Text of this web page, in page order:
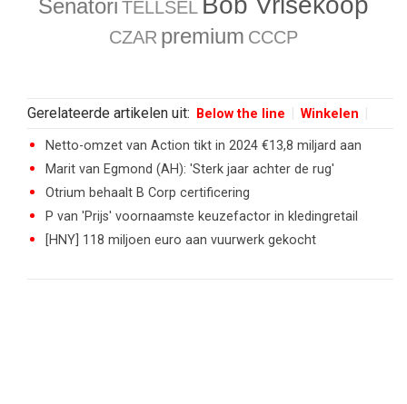
Senatori TELLSEL
CZAR premium CCCP
Gerelateerde artikelen uit: Below the line Winkelen
Netto-omzet van Action tikt in 2024 €13,8 miljard aan
Marit van Egmond (AH): 'Sterk jaar achter de rug'
Otrium behaalt B Corp certificering
P van 'Prijs' voornaamste keuzefactor in kledingretail
[HNY] 118 miljoen euro aan vuurwerk gekocht